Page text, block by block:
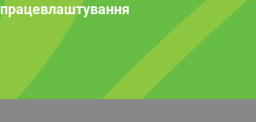
працевлаштування